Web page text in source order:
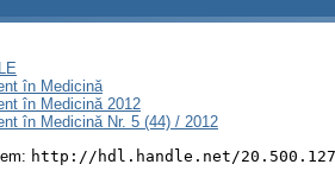
în Medicină
în Medicină 2012
în Medicină Nr. 5 (44) / 2012
http://hdl.handle.net/